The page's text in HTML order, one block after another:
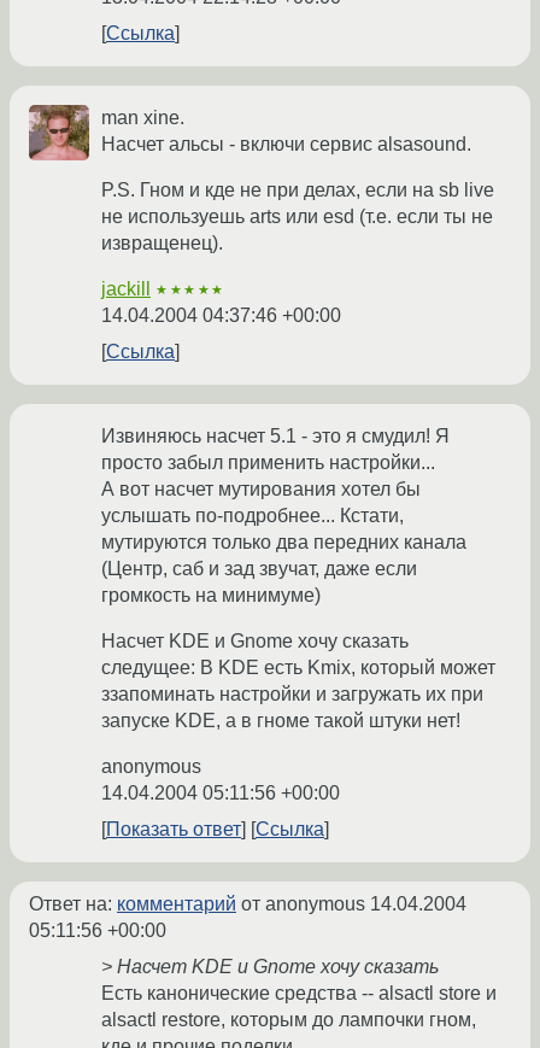
Ссылка
man xine.
Насчет альсы - включи сервис alsasound.
P.S. Гном и кде не при делах, если на sb live
не используешь arts или esd (т.е. если ты не
извращенец).
jackill ★★★★★
14.04.2004 04:37:46 +00:00
Ссылка
Извиняюсь насчет 5.1 - это я смудил! Я
просто забыл применить настройки...
А вот насчет мутирования хотел бы
услышать по-подробнее... Кстати,
мутируются только два передних канала
(Центр, саб и зад звучат, даже если
громкость на минимуме)
Насчет KDE и Gnome хочу сказать
следущее: В KDE есть Kmix, который может
ззапоминать настройки и загружать их при
запуске KDE, а в гноме такой штуки нет!
anonymous
14.04.2004 05:11:56 +00:00
Показать ответ
Ссылка
Ответ на: комментарий от anonymous 14.04.2004
05:11:56 +00:00
> Насчет KDE и Gnome хочу сказать
Есть канонические средства -- alsactl store и
alsactl restore, которым до лампочки гном,